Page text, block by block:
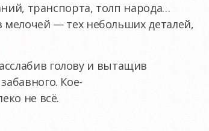
транспорта, толп народа…
мелочей — тех небольших деталей,
голову и вытащив
Кое-
не всё.